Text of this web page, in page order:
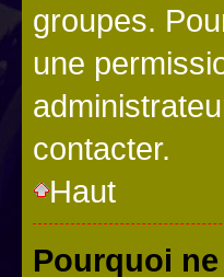
groupes.
une
contacter.
Haut
Pourquoi